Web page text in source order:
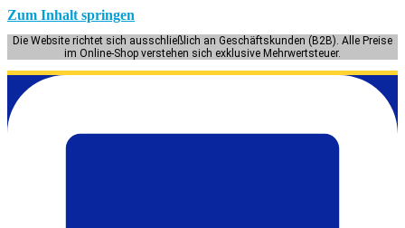
Zum Inhalt springen
Die Website richtet sich ausschließlich an Geschäftskunden (B2B). Alle Preise
im Online-Shop verstehen sich exklusive Mehrwertsteuer.